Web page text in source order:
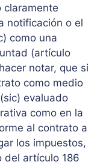
claramente
notificación o el
como una
(artículo
notar, que si
como medio
evaluado
como en la
al contrato a
los impuestos,
del artículo 186